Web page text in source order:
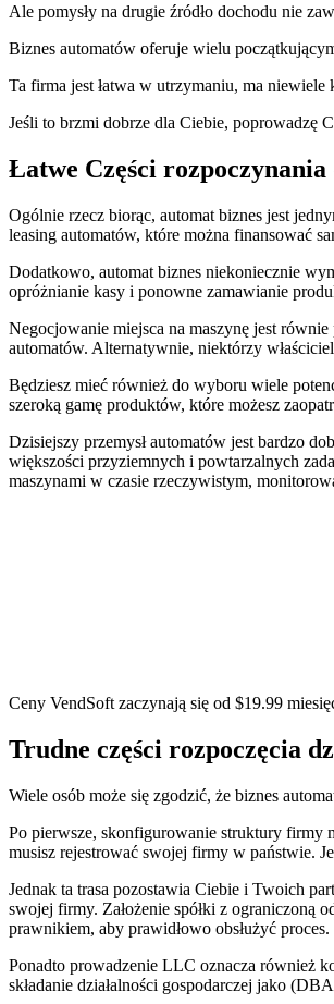
Ale pomysły na drugie źródło dochodu nie
Biznes automatów oferuje wielu
Ta firma jest łatwa w utrzymaniu, ma
Jeśli to brzmi dobrze dla Ciebie, poprowadzę
Łatwe Części rozpoczynania
Ogólnie rzecz biorąc, automat biznes jest
leasing automatów, które można finansować
Dodatkowo, automat biznes niekoniecznie
opróżnianie kasy i ponowne zamawianie
Negocjowanie miejsca na maszynę jest
automatów. Alternatywnie, niektórzy
Będziesz mieć również do wyboru wiele
szeroką gamę produktów, które możesz
Dzisiejszy przemysł automatów jest bardzo
większości przyziemnych i powtarzalnych
maszynami w czasie rzeczywistym,
Ceny VendSoft zaczynają się od $19.99
Trudne części rozpoczęcia
Wiele osób może się zgodzić, że biznes
Po pierwsze, skonfigurowanie struktury firmy
musisz rejestrować swojej firmy w państwie.
Jednak ta trasa pozostawia Ciebie i Twoich
swojej firmy. Założenie spółki z ograniczoną
prawnikiem, aby prawidłowo obsłużyć proces.
Ponadto prowadzenie LLC oznacza również
składanie działalności gospodarczej jako